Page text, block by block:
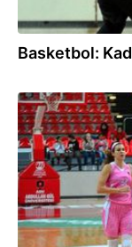
Basketbol:
13.09.2017